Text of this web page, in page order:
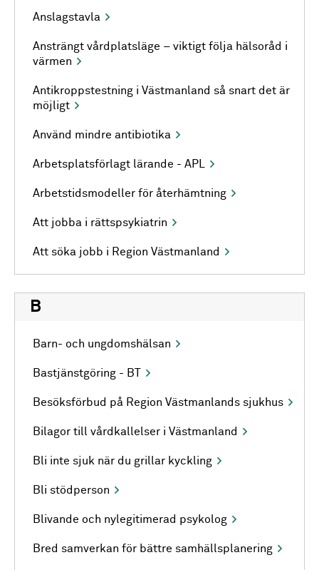
Anslagstavla
Ansträngt vårdplatsläge – viktigt följa hälsoråd i
värmen
Antikroppstestning i Västmanland så snart det är
möjligt
Använd mindre antibiotika
Arbetsplatsförlagt lärande - APL
Arbetstidsmodeller för återhämtning
Att jobba i rättspsykiatrin
Att söka jobb i Region Västmanland
B
Barn- och ungdomshälsan
Bastjänstgöring - BT
Besöksförbud på Region Västmanlands sjukhus
Bilagor till vårdkallelser i Västmanland
Bli inte sjuk när du grillar kyckling
Bli stödperson
Blivande och nylegitimerad psykolog
Bred samverkan för bättre samhällsplanering